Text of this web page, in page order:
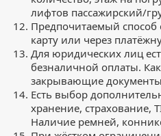
лифтов пассажирский/
Предпочитаемый
карту или через
Для юридических лиц
безналичной оплаты.
закрывающие документы
Есть выбор
хранение, страхование,
Наличие ремней,